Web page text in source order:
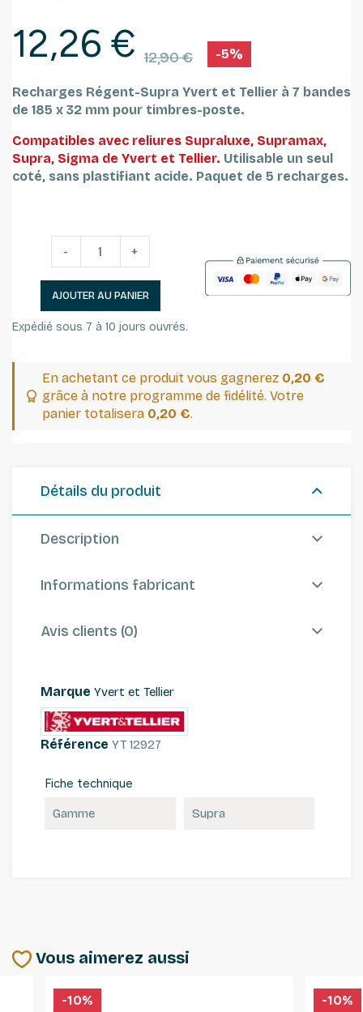
12,26 € 12,90 € -5%
Recharges Régent-Supra Yvert et Tellier à 7 bandes
de 185 x 32 mm pour timbres-poste.
Compatibles avec reliures Supraluxe, Supramax,
Supra, Sigma de Yvert et Tellier. Utilisable un seul
coté, sans plastifiant acide. Paquet de 5 recharges.
- +
AJOUTER AU PANIER
Expédié sous 7 à 10 jours ouvrés.
En achetant ce produit vous gagnerez 0,20 €
grâce à notre programme de fidélité. Votre
panier totalisera 0,20 €.
Détails du produit
Description
Informations fabricant
Avis clients (0)
Marque Yvert et Tellier
Référence YT 12927
Fiche technique
Gamme Supra
Vous aimerez aussi
-10% -10%